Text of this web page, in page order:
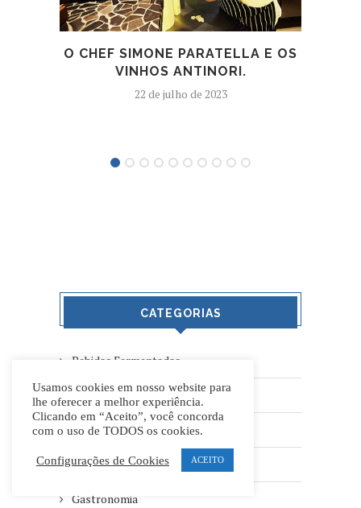
O CHEF SIMONE PARATELLA E OS
VINHOS ANTINORI.
22 de julho de 2023
CATEGORIAS
Bebidas Fermentadas
Cervejas
Destilados
Eventos
Gastronomia
Usamos cookies em nosso website para
lhe oferecer a melhor experiência.
Clicando em “Aceito”, você concorda
com o uso de TODOS os cookies.
Configurações de Cookies ACEITO